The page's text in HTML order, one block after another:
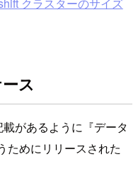
クラスターのサイズ
ス
があるように『データ
ためにリリースされた